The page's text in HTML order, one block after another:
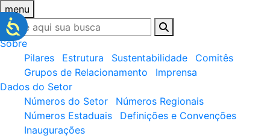
menu
Sobre
Pilares
Estrutura Sustentabilidade
Comitês
Grupos de Relacionamento
Imprensa
Dados do Setor
Números do Setor
Números Regionais
Números Estaduais
Definições e Convenções
Inaugurações